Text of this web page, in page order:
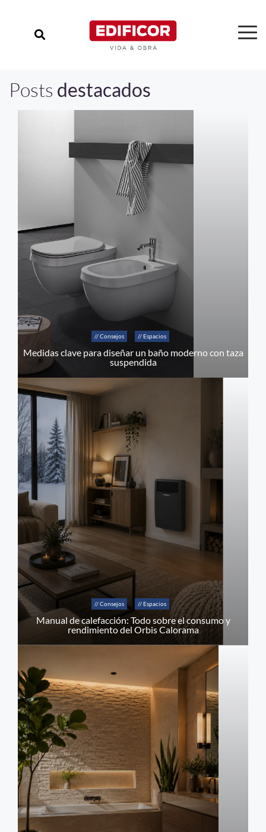
Posts destacados
// Consejos // Espacios
Medidas clave para diseñar un baño moderno con taza
suspendida
// Consejos // Espacios
Manual de calefacción: Todo sobre el consumo y
rendimiento del Orbis Calorama